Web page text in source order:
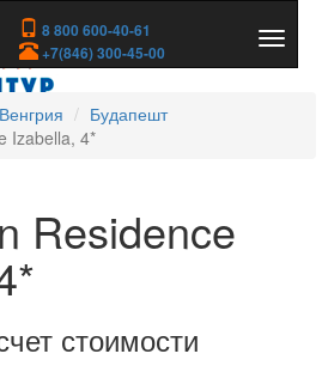
8 800 600-40-61
+7(846) 300-45-00
скрыть
Венгрия
Будапешт
Izabella, 4*
Residence
стоимости